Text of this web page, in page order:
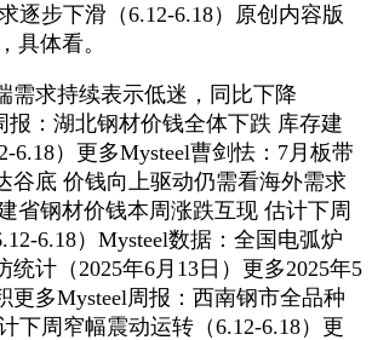
逐步下滑（6.12-6.18）原创内容版
具体看。
求持续表示低迷，同比下降
报：湖北钢材价钱全体下跌 库存建
6.18）更多Mysteel曹剑怯：7月板带
谷底 价钱向上驱动仍需看海外需求
省钢材价钱本周涨跌互现 估计下周
6.18）Mysteel数据：全国电弧炉
统计（2025年6月13日）更多2025年5
更多Mysteel周报：西南钢市全品种
下周窄幅震动运转（6.12-6.18）更